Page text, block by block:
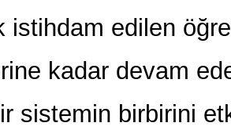
istihdam edilen
kadar devam
sistemin birbirini